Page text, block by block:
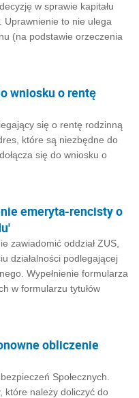
w sprawie kapitału
Uprawnienie to nie ulega
(na podstawie orzeczenia
wniosku o rentę
się o rentę rodzinną
które są niezbędne do
się do wniosku o
emeryta-rencisty o
zawiadomić oddział ZUS,
działalności podlegającej
Wypełnienie formularza
w formularzu tytułów
obliczenie
Społecznych.
które należy doliczyć do